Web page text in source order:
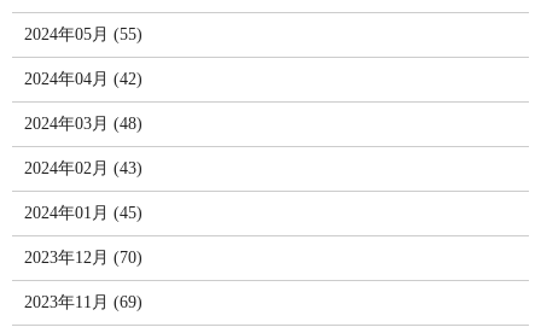
2024年05月 (55)
2024年04月 (42)
2024年03月 (48)
2024年02月 (43)
2024年01月 (45)
2023年12月 (70)
2023年11月 (69)